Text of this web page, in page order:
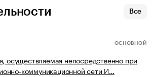
Все
ОСНОВНОЙ
осуществляемая непосредственно при
коммуникационной сети И…